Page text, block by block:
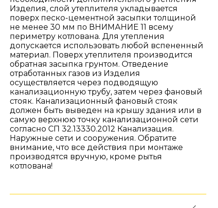
Изделия, слой утеплителя укладывается
поверх песко-цементной засыпки толщиной
не менее 30 мм по ВНИМАНИЕ 11 всему
периметру котлована. Для утепления
допускается использовать любой вспененный
материал. Поверх утеплителя производится
обратная засыпка грунтом. Отведение
отработанных газов из Изделия
осуществляется через подводящую
канализационную трубу, затем через фановый
стояк. Канализационный фановый стояк
должен быть выведен на крышу здания или в
самую верхнюю точку канализационной сети
согласно СП 32.13330.2012 Канализация.
Наружные сети и сооружения. Обратите
внимание, что все действия при монтаже
производятся вручную, кроме рытья
котлована!